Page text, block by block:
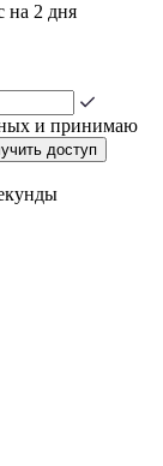
на 2 дня
и принимаю
доступ